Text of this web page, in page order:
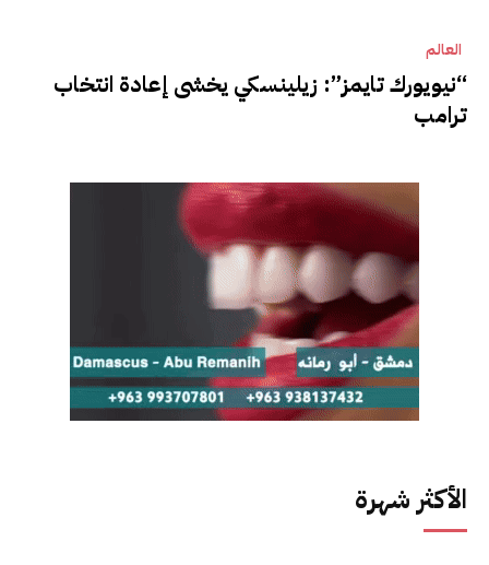
العالم
“نيويورك تايمز”: زيلينسكي يخشى إعادة انتخاب
ترامب
الأكثر شهرة